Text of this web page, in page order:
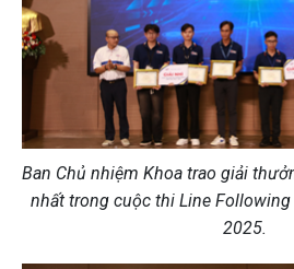
Ban Chủ nhiệm Khoa trao giải
nhất trong cuộc thi Line
2025.